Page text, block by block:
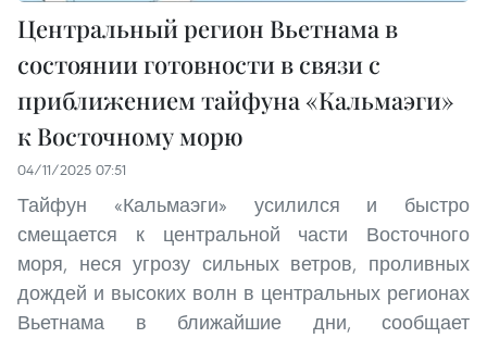
Центральный регион Вьетнама в
состоянии готовности в связи с
приближением тайфуна «Кальмаэги»
к Восточному морю
04/11/2025 07:51
Тайфун «Кальмаэги» усилился и быстро
смещается к центральной части Восточного
моря, неся угрозу сильных ветров, проливных
дождей и высоких волн в центральных регионах
Вьетнама в ближайшие дни, сообщает